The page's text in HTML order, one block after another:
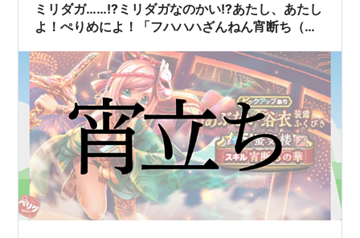
ミリダガ……!?ミリダガなのかい!?あたし、あたし
よ！ぺりめによ！「フハハハざんねん宵断ち（モ